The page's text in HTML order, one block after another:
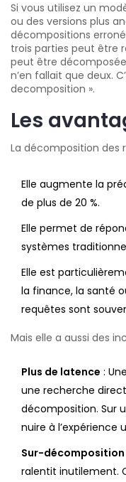
Si vous utilisez un
ou des versions plus
décompositions
trois parties peut être
peut être
n’en fallait que deux.
decomposition ».
Les
La décomposition des
Elle augmente la
de plus de 20 %.
Elle permet de
systèmes
Elle est
la finance, la santé
requêtes sont
Mais elle a aussi des
Plus de latence :
une recherche
décomposition. Sur
nuire à l’expérience
Sur-décomposition
ralentit inutilement.